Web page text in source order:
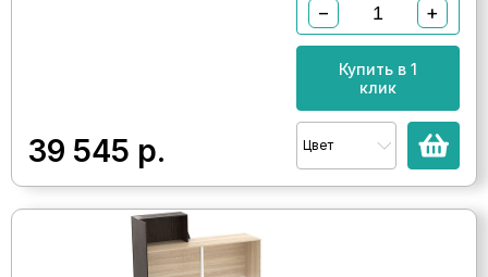
39 545 р.
− +
Купить в 1
клик
Цвет